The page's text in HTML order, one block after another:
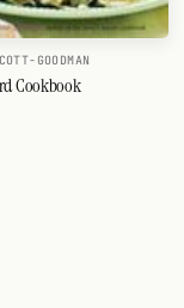
GOODMAN
Cookbook